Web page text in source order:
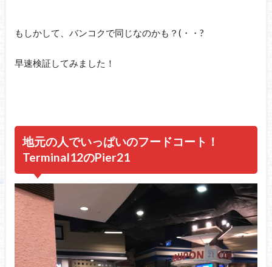
もしかして、バンコクで同じなのかも？(・・?
早速検証してみました！
地元の人でいっぱいのフードコート！
Terminal12のPier21